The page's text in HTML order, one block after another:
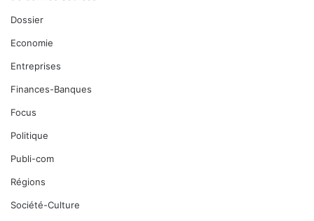
Dossier
Economie
Entreprises
Finances-Banques
Focus
Politique
Publi-com
Régions
Société-Culture